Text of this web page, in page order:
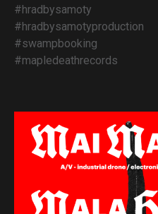
#hradbysamoty
#hradbysamotyproduction
#swampbooking
#mapledeathrecords